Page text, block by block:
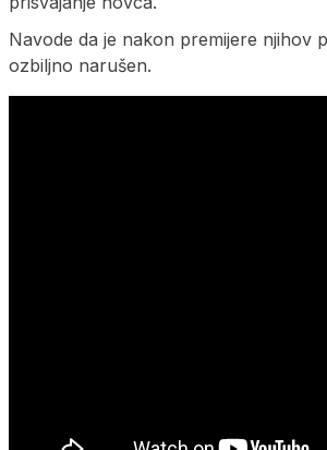
Navode da je nakon premijere njihov
ozbiljno narušen.